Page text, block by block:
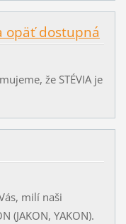
opäť dostupná
že STÉVIA je
milí naši
(JAKON, YAKON).